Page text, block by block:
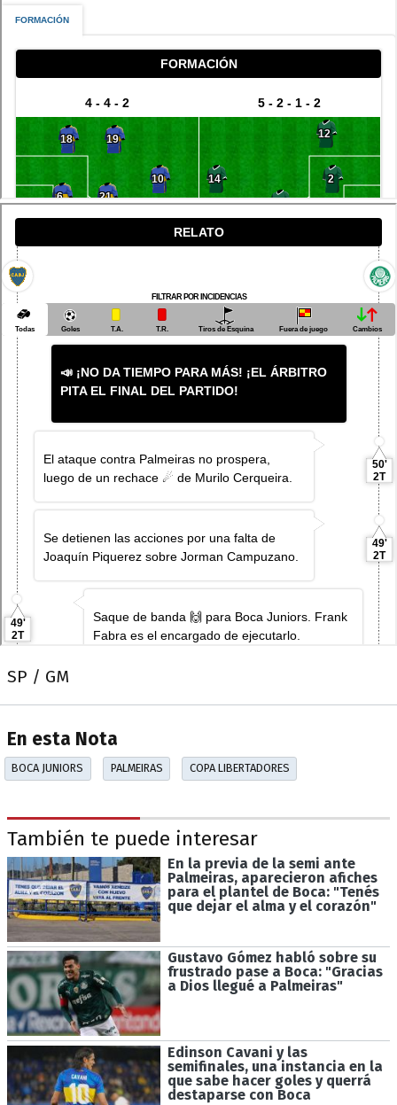
SP / GM
En esta Nota
BOCA JUNIORS PALMEIRAS COPA LIBERTADORES
También te puede interesar
En la previa de la semi ante
Palmeiras, aparecieron afiches
para el plantel de Boca: "Tenés
que dejar el alma y el corazón"
Gustavo Gómez habló sobre su
frustrado pase a Boca: "Gracias
a Dios llegué a Palmeiras"
Edinson Cavani y las
semifinales, una instancia en la
que sabe hacer goles y querrá
destaparse con Boca